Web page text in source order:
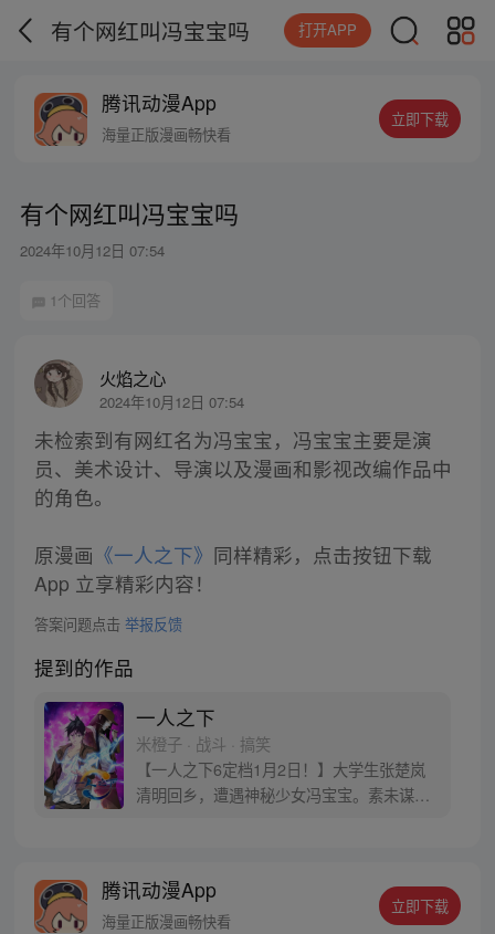
有个网红叫冯宝宝吗 打开APP
腾讯动漫App
海量正版漫画畅快看
立即下载
有个网红叫冯宝宝吗
2024年10月12日 07:54
1个回答
火焰之心
2024年10月12日 07:54
未检索到有网红名为冯宝宝，冯宝宝主要是演
员、美术设计、导演以及漫画和影视改编作品中
的角色。
原漫画 《一人之下》 同样精彩，点击按钮下载
App 立享精彩内容！
答案问题点击 举报反馈
提到的作品
一人之下
米橙子 · 战斗 · 搞笑
【一人之下6定档1月2日！】大学生张楚岚
清明回乡，遭遇神秘少女冯宝宝。素未谋面
密，张楚岚的生活被彻底颠覆，与冯宝宝一
同踏上“异人”之旅。
腾讯动漫App
海量正版漫画畅快看
立即下载